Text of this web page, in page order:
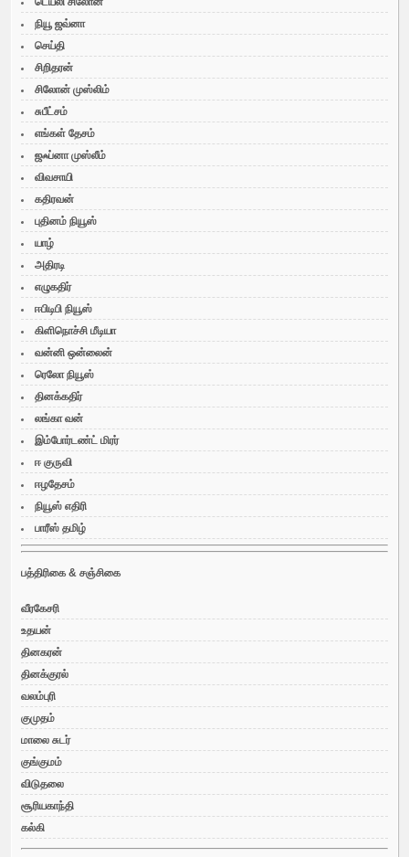
நியூ ஜவ்னா
செய்தி
சிறிதரன்
சிலோன் முஸ்லிம்
சுபீட்சம்
எங்கள் தேசம்
ஜஃப்னா முஸ்லீம்
விவசாயி
கதிரவன்
புதினம் நியூஸ்
யாழ்
அதிரடி
எழுகதிர்
ஈபிடிபி நியூஸ்
கிளிநொச்சி மீடியா
வன்னி ஒன்லைன்
ரெலோ நியூஸ்
தினக்கதிர்
லங்கா வன்
இம்போர்டண்ட் மிரர்
ஈ குருவி
ஈழதேசம்
நியூஸ் எதிரி
பாரீஸ் தமிழ்
பத்திரிகை & சஞ்சிகை
வீரகேசரி
உதயன்
தினகரன்
தினக்குரல்
வலம்புரி
குமுதம்
மாலை சுடர்
குங்குமம்
விடுதலை
சூரியகாந்தி
கல்கி